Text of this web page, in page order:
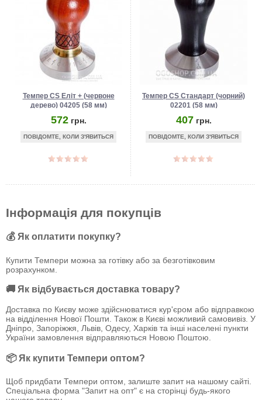
Темпер CS Еліт + (червоне
дерево) 04205 (58 мм)
572 грн.
ПОВІДОМТЕ, КОЛИ З'ЯВИТЬСЯ
Темпер CS Стандарт (чорний)
02201 (58 мм)
407 грн.
ПОВІДОМТЕ, КОЛИ З'ЯВИТЬСЯ
Інформація для покупців
💰 Як оплатити покупку?
Купити Темпери можна за готівку або за безготівковим
розрахунком.
🚚 Як відбувається доставка товару?
Доставка по Києву може здійснюватися кур'єром або відправкою
на відділення Нової Пошти. Також в Києві можливий самовивіз. У
Дніпро, Запоріжжя, Львів, Одесу, Харків та інші населені пункти
України замовлення відправляються Новою Поштою.
📦 Як купити Темпери оптом?
Щоб придбати Темпери оптом, залиште запит на нашому сайті.
Спеціальна форма "Запит на опт" є на сторінці будь-якого